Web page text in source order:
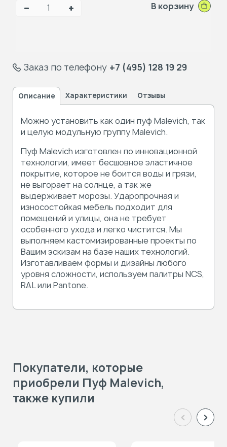
В корзину
Заказ по телефону +7 (495) 128 19 29
Описание Характеристики Отзывы
Можно установить как один пуф Malevich, так
и целую модульную группу Malevich.
Пуф Malevich изготовлен по инновационной
технологии, имеет бесшовное эластичное
покрытие, которое не боится воды и грязи,
не выгорает на солнце, а так же
выдерживает морозы. Ударопрочная и
износостойкая мебель подходит для
помещений и улицы, она не требует
особенного ухода и легко чистится. Мы
выполняем кастомизированные проекты по
Вашим эскизам на базе наших технологий.
Изготавливаем формы и дизайны любого
уровня сложности, используем палитры NCS,
RAL или Pantone.
Покупатели, которые
приобрели Пуф Malevich,
также купили